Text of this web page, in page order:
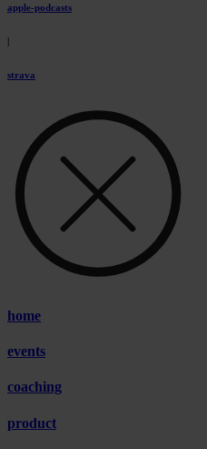
apple-podcasts
|
strava
home
events
coaching
product